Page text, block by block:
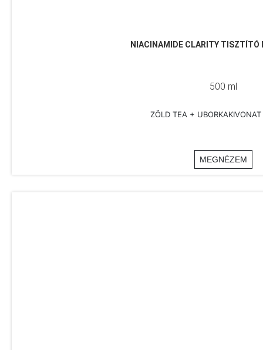
NIACINAMIDE CLARITY TISZTÍTÓ
500 ml
ZÖLD TEA +
MEGNÉZEM